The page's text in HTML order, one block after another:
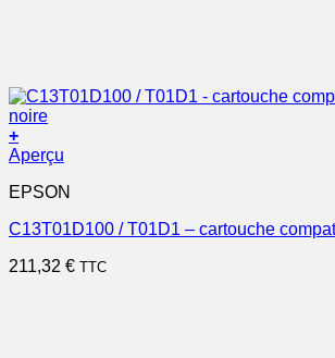
+
Aperçu
EPSON
C13T01D100 / T01D1 – cartouche
211,32 € TTC